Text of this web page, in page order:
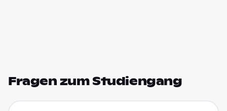
Fragen zum Studiengang